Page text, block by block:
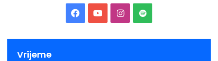
Facebook
YouTubeInstagram
Spotify
Vrijeme